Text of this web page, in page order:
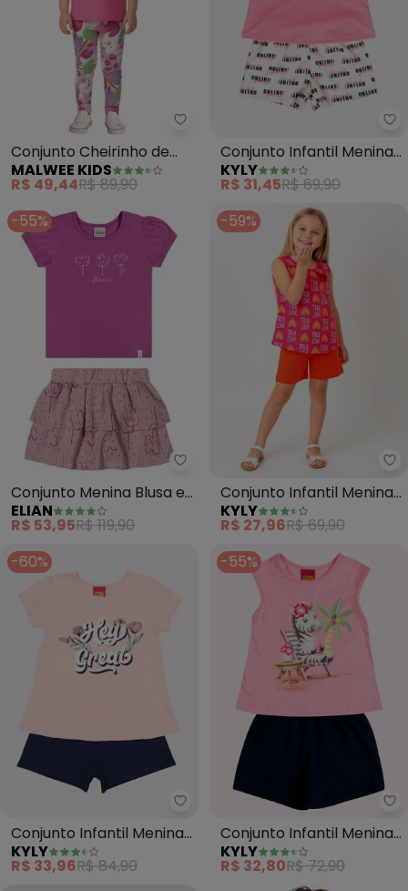
Malwee Kids - Conjunto
Conjunto Cheirinho de
Flor com Glitter (Rosa)
MALWEE KIDS
R$ 49,44R$ 89,90
Conjunto Infantil Menina
Lettering (Pink)
KYLY
R$ 31,45R$ 69,90
-55%
Elian - Conjunto Menina Blusa e
Conjunto Menina Blusa e
Saia Floral (Rosa)
ELIAN
R$ 53,95R$ 119,90
-59%
Conjunto Infantil Menina
Coração (Rosa)
KYLY
R$ 27,96R$ 69,90
-60%
Kyly - Conjunto Infantil Menina
Conjunto Infantil Menina
Lettering (Rosa)
KYLY
R$ 33,96R$ 84,90
-55%
Conjunto Infantil Menina
Estampa (Rosa)
KYLY
R$ 32,80R$ 72,90